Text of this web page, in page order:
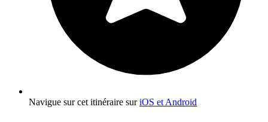
Navigue sur cet itinéraire suriOS et Android